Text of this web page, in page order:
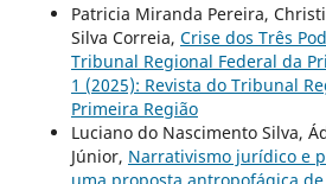
Patricia Miranda Pereira,
Silva Correia, Crise dos Três
Tribunal Regional Federal da
1 (2025): Revista do Tribunal
Primeira Região
Luciano do Nascimento Silva,
Júnior, Narrativismo jurídico e